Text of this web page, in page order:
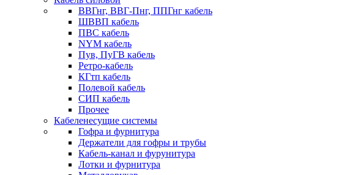
ВВГнг, ВВГ-Пнг, ППГнг кабель
ШВВП кабель
ПВС кабель
NYM кабель
Пув, ПуГВ кабель
Ретро-кабель
КГтп кабель
Полевой кабель
СИП кабель
Прочее
Кабеленесущие системы
Гофра и фурнитура
Держатели для гофры и трубы
Кабель-канал и фурунитура
Лотки и фурнитура